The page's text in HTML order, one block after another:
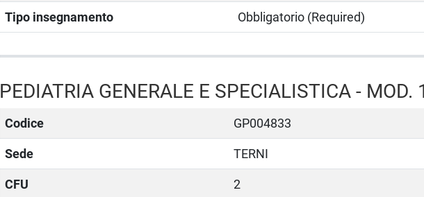
Tipo insegnamento Obbligatorio (Required)
PEDIATRIA GENERALE E SPECIALISTICA - MOD.
Codice GP004833
Sede TERNI
CFU 2